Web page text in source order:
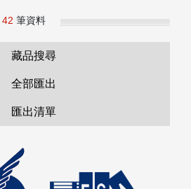
42 筆資料
藏品搜尋
全部匯出
匯出清單